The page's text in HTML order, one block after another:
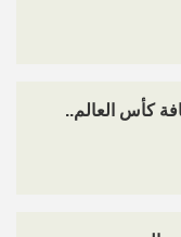
كأس العالم..